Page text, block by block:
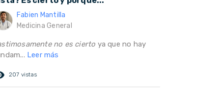
Fabien Mantilla
Medicina General
no es cierto ya que no hay
Leer más
207 vistas